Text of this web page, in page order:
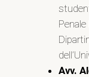
Avv.